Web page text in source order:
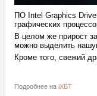
ПО Intel Graphics
графических
В целом же прирост
можно выделить
Кроме того, свежий
Подробнее на iXBT